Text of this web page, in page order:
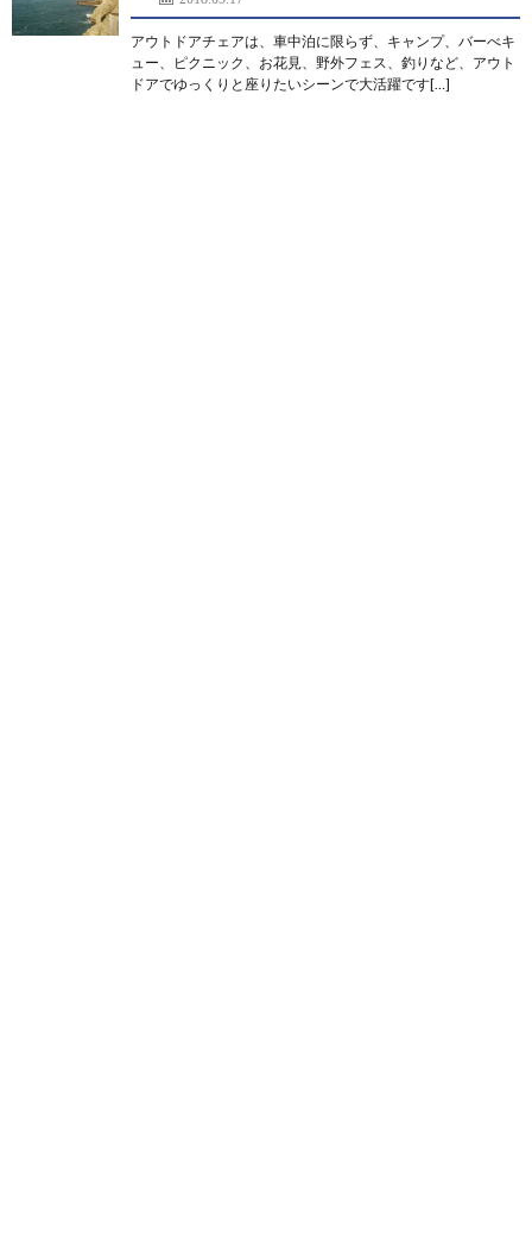
アウトドアチェアは、車中泊に限らず、キャンプ、バーべキ
ュー、ピクニック、お花見、野外フェス、釣りなど、アウト
ドアでゆっくりと座りたいシーンで大活躍です[…]